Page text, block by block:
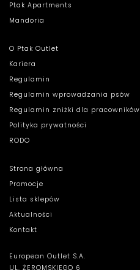
Ptak Apartments
Mandoria
O Ptak Outlet
Kariera
Regulamin
Regulamin wprowadzania psów
Regulamin zniżki dla pracowników
Polityka prywatności
RODO
Strona główna
Promocje
Lista sklepów
Aktualności
Kontakt
European Outlet S.A.
UL. ŻEROMSKIEGO 6